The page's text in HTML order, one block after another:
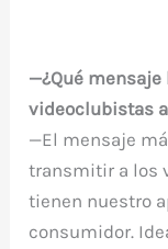
—¿Qué mensaje
videoclubistas
—El mensaje
transmitir a los
tienen nuestro
consumidor.